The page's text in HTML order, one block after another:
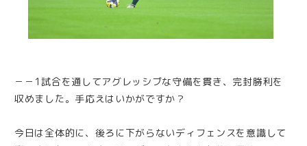
－－1試合を通してアグレッシブな守備を貫き、完封勝利を
収めました。手応えはいかがですか？
今日は全体的に、後ろに下がらないディフェンスを意識して